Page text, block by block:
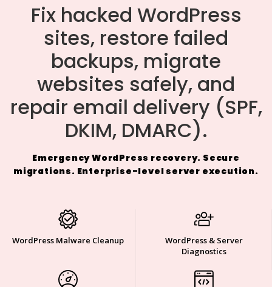
Fix hacked WordPress
sites, restore failed
backups, migrate
websites safely, and
repair email delivery (SPF,
DKIM, DMARC).
Emergency WordPress recovery. Secure
migrations. Enterprise-level server execution.
WordPress Malware Cleanup
WordPress & Server
Diagnostics